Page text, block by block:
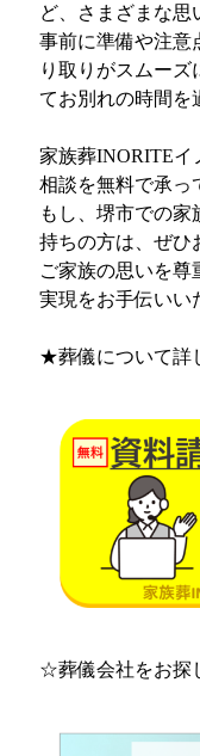
ど、さまざまな思
事前に準備や注意
り取りがスムーズ
てお別れの時間を
家族葬INORITEイ
相談を無料で承っ
もし、堺市での
持ちの方は、ぜひ
ご家族の思いを尊
実現をお手伝いい
★葬儀について詳
☆葬儀会社をお探